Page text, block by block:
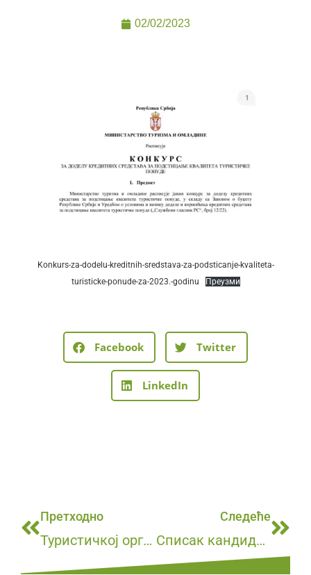
02/02/2023
Konkurs-za-dodelu-kreditnih-sredstava-za-podsticanje-kvaliteta-
turisticke-ponude-za-2023.-godinu
Преузми
Facebook Twitter
LinkedIn
Претходно
Туристичкој организацији Кучево друго место на изложби сувенира у Лесковцу!
Следеће
Списак кандидата међу којима се спроводи изборни поступак